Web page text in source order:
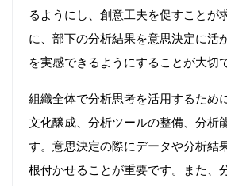
るようにし、創意工夫を促すことが
に、部下の分析結果を意思決定に活
を実感できるようにすることが大切で
組織全体で分析思考を活用するため
文化醸成、分析ツールの整備、分析
す。意思決定の際にデータや分析結
根付かせることが重要です。また、